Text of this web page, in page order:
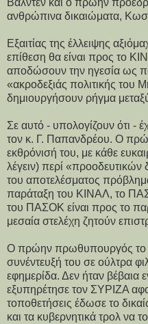
Βαλντέν και ο πρώην
ανθρώπινα δικαιώματα,
Εξαιτίας της έλλειψης
επίθεση θα είναι προς το
αποδώσουν την ηγεσία ως
«ακροδεξιάς πολιτικής του
δημιουργήσουν ρήγμα
Σε αυτό - υπολογίζουν ότι -
τον κ. Γ. Παπανδρέου. Ο
εκθρόνισή του, με κάθε
λέγειν) περί
του αποτελέσματος
παράταξη του ΚΙΝΑΛ, το
του ΠΑΣΟΚ είναι προς το
μεσαία στελέχη ζητούν
Ο πρώην πρωθυπουργός το
συνέντευξή του σε ούλτρα
εφημερίδα. Δεν ήταν βέβαια
εξυπηρέτησε τον ΣΥΡΙΖΑ
τοποθετήσεις έδωσε το
και τα κυβερνητικά τρολ να